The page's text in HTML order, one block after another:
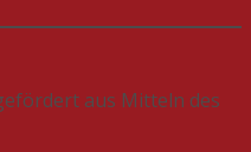
aus Mitteln des